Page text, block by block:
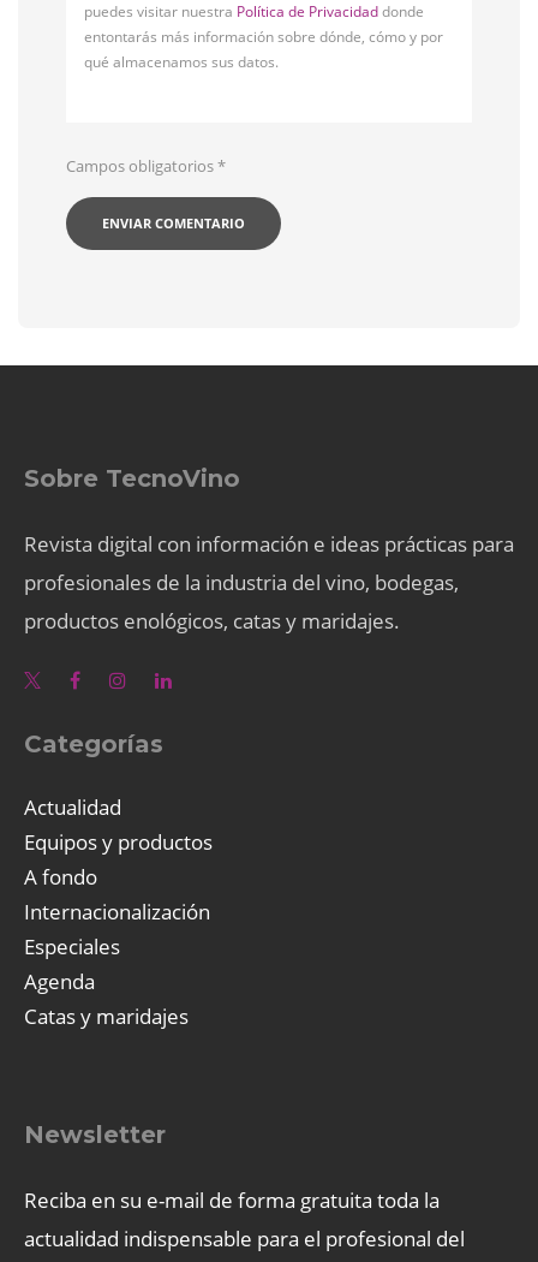
puedes visitar nuestra Política de Privacidaddonde
entontarás más información sobre dónde, cómo y por
qué almacenamos sus datos.
Campos obligatorios*
Sobre TecnoVino
Revista digital con información e ideas prácticas para
profesionales de la industria del vino, bodegas,
productos enológicos, catas y maridajes.
Categorías
Actualidad
Equipos y productos
A fondo
Internacionalización
Especiales
Agenda
Catas y maridajes
Newsletter
Reciba en su e-mail de forma gratuita toda la
actualidad indispensable para el profesional del